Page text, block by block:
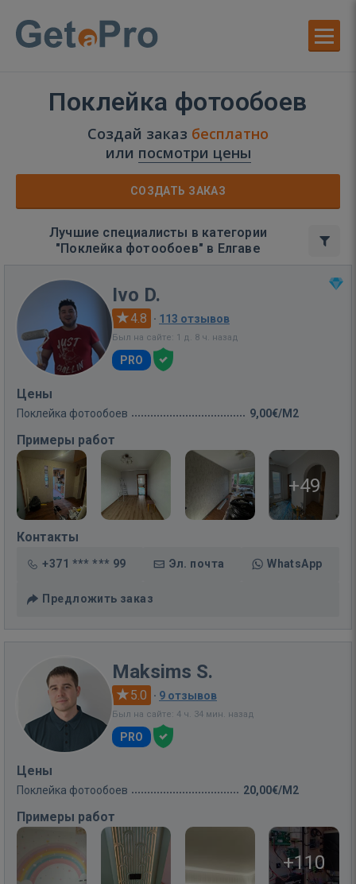
Поклейка фотообоев
Создай заказ бесплатно
или посмотри цены
СОЗДАТЬ ЗАКАЗ
Лучшие специалисты в категории
"Поклейка фотообоев" в Елгаве
Ivo D.
4.8 · 113 отзывов
Был на сайте: 1 д. 8 ч. назад
PRO
Цены
Поклейка фотообоев 9,00€/M2
Примеры работ
+49
Контакты
+371 *** *** 99 Эл. почта WhatsApp
Предложить заказ
Maksims S.
5.0 · 9 отзывов
Был на сайте: 4 ч. 34 мин. назад
PRO
Цены
Поклейка фотообоев 20,00€/M2
Примеры работ
+110